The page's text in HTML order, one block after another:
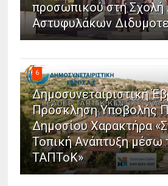
προσωπικού στη
Αστυφυλάκων
6
Δημοσυνεταιριστική
Πρόσκληση Υποβολής
Δημοσίου Χαρακτήρα
Τοπική Ανάπτυξη μέσω
ΤΑΠΤοΚ»